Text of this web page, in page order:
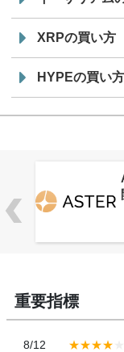
XRPの買い方
HYPEの買い方
重要指標
8/12